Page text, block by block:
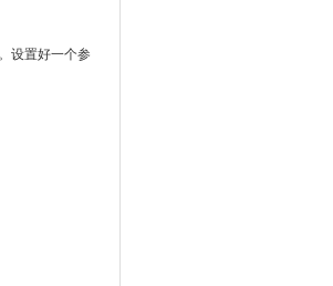
设置好一个参